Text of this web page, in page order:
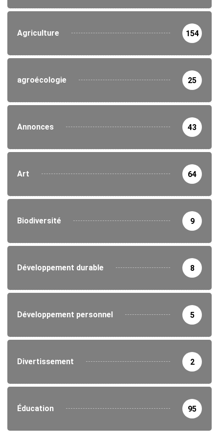
Agriculture 154
agroécologie 25
Annonces 43
Art 64
Biodiversité 9
Développement durable 8
Développement personnel 5
Divertissement 2
Éducation 95